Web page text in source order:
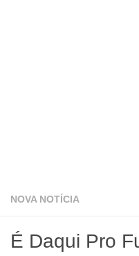
NOVA NOTÍCIA
É Daqui Pro